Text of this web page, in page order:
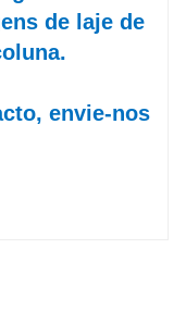
de laje de
envie-nos